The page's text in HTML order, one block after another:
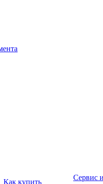
Как купить
Сервис